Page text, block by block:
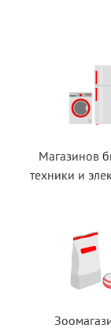
Магазинов
техники и